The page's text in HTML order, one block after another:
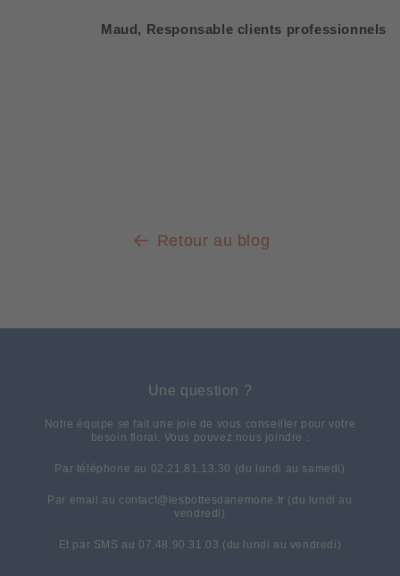
Maud, Responsable clients professionnels
Retour au blog
Une question ?
Notre équipe se fait une joie de vous conseiller pour votre
besoin floral. Vous pouvez nous joindre :
Par téléphone au 02.21.81.13.30 (du lundi au samedi)
Par email au contact@lesbottesdanemone.fr (du lundi au
vendredi)
Et par SMS au 07.48.90.31.03 (du lundi au vendredi)